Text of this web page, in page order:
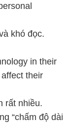
khó đọc.
in their
their
rất nhiều.
“chấm độ dài